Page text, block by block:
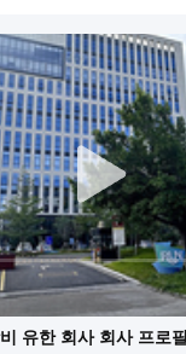
유한 회사 회사 프로필